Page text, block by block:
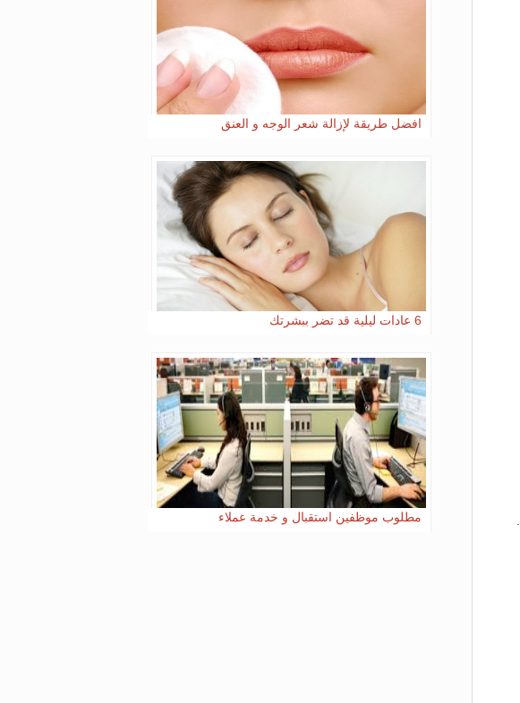
افضل طريقة لإزالة شعر الوجه و العنق
6 عادات ليلية قد تضر ببشرتك
مطلوب موظفين استقبال و خدمة عملاء